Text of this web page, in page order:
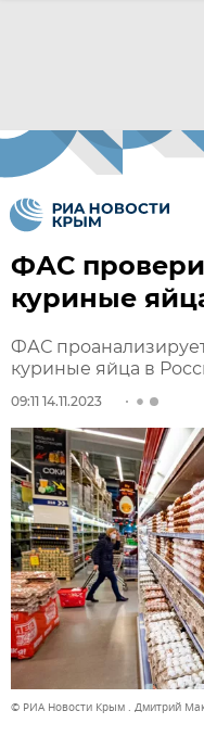
ФАС
куриные
ФАС
куриные яйца в
09:11 14.11.2023
© РИА Новости Крым . Дмитрий